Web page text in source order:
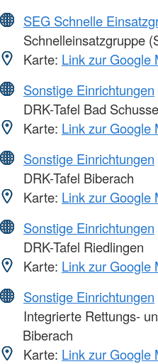
SEG Schnelle
Schnelleinsatzgruppe
Karte: Link zur Google
Sonstige Einrichtungen
DRK-Tafel Bad
Karte: Link zur Google
Sonstige Einrichtungen
DRK-Tafel Biberach
Karte: Link zur Google
Sonstige Einrichtungen
DRK-Tafel Riedlingen
Karte: Link zur Google
Sonstige Einrichtungen
Integrierte Rettungs-
Biberach
Karte: Link zur Google